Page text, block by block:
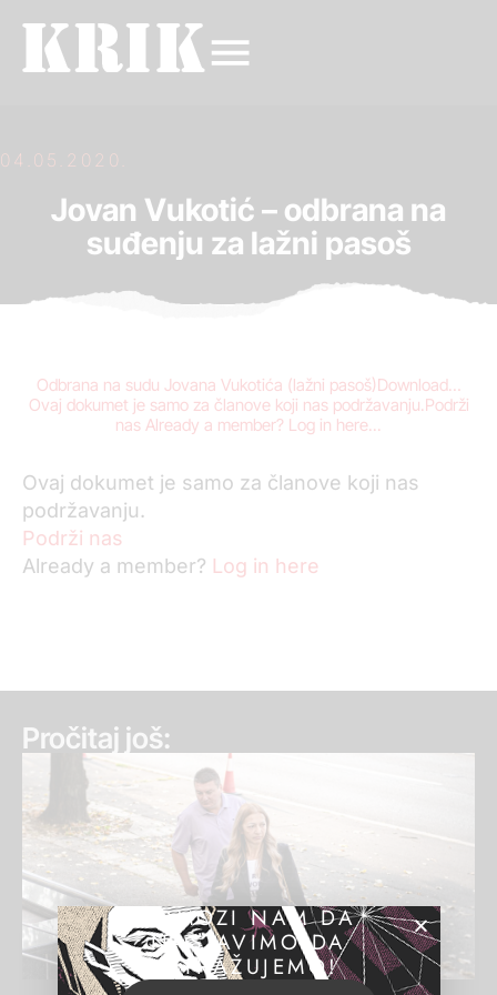
04.05.2020.
Jovan Vukotić – odbrana na
suđenju za lažni pasoš
Odbrana na sudu Jovana Vukotića (lažni pasoš)Download…
Ovaj dokumet je samo za članove koji nas podržavanju.Podrži
nas Already a member? Log in here...
Ovaj dokumet je samo za članove koji nas
podržavanju.
Podrži nas
Already a member? Log in here
Pročitaj još:
POMOZI NAM DA
NASTAVIMO DA
ISTRAŽUJEMO!